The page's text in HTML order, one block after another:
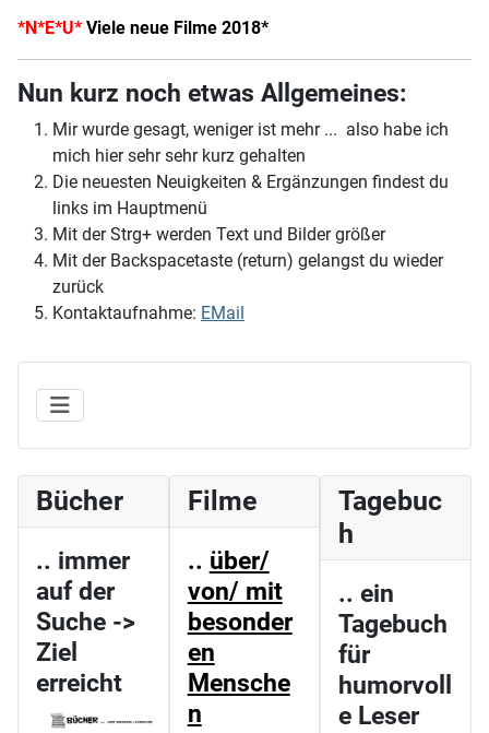
*N*E*U* Viele neue Filme 2018*
Nun kurz noch etwas Allgemeines:
Mir wurde gesagt, weniger ist mehr ... also habe ich
mich hier sehr sehr kurz gehalten
Die neuesten Neuigkeiten & Ergänzungen findest du
links im Hauptmenü
Mit der Strg+ werden Text und Bilder größer
Mit der Backspacetaste (return) gelangst du wieder
zurück
Kontaktaufnahme: EMail
Bücher
.. immer
auf der
Suche ->
Ziel
erreicht
Filme
.. über/
von/ mit
besonder
en
Mensche
n
Tagebuc
h
.. ein
Tagebuch
für
humorvoll
e Leser